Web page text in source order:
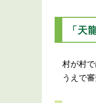
「天
村が村
うえで